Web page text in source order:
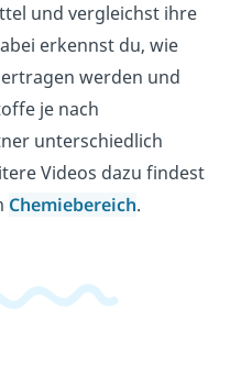
und vergleichst ihre
erkennst du, wie
werden und
je nach
unterschiedlich
Videos dazu findest
Chemiebereich.